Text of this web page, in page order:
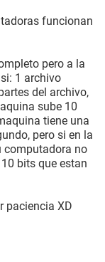
funcionan
pero a la
1 archivo
del archivo,
sube 10
tiene una
pero si en la
computadora no
bits que estan
paciencia XD